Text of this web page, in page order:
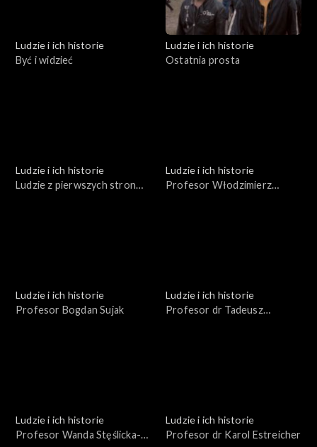
Ludzie i ich historie
Być i widzieć
Ludzie i ich historie
Ostatnia prosta
Ludzie i ich historie
Ludzie z pierwszych stron
Ludzie i ich historie
Profesor Włodzimierz
Ludzie i ich historie
Profesor Bogdan Sujak
Ludzie i ich historie
Profesor dr Tadeusz
Ludzie i ich historie
Profesor Wanda Stęślicka-
Ludzie i ich historie
Profesor dr Karol Estreicher